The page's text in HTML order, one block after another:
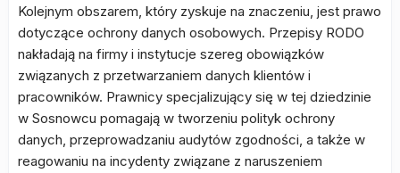
Kolejnym obszarem, który zyskuje na znaczeniu, jest prawo
dotyczące ochrony danych osobowych. Przepisy RODO
nakładają na firmy i instytucje szereg obowiązków
związanych z przetwarzaniem danych klientów i
pracowników. Prawnicy specjalizujący się w tej dziedzinie
w Sosnowcu pomagają w tworzeniu polityk ochrony
danych, przeprowadzaniu audytów zgodności, a także w
reagowaniu na incydenty związane z naruszeniem